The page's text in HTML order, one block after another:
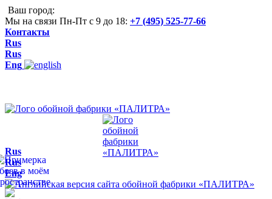
Ваш город:
Мы на связи Пн-Пт с 9 до 18: +7 (495) 525-77-66
Контакты
Rus
Rus
Eng
Rus
Rus
Eng